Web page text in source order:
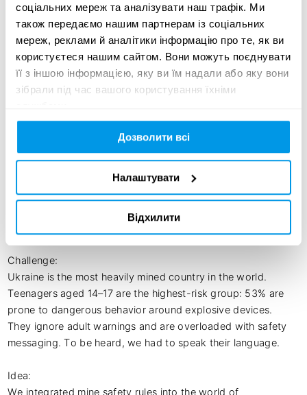
соціальних мереж та аналізувати наш трафік. Ми
також передаємо нашим партнерам із соціальних
мереж, реклами й аналітики інформацію про те, як ви
користуєтеся нашим сайтом. Вони можуть поєднувати
її з іншою інформацією, яку ви їм надали або яку вони
зібрали під час вашого користування їхніми
Дозволити всі
Налаштувати
Відхилити
Creative
• Agostino Simonetta — Head of Publishing
• Volodymyr Ushchapovskyi — Digital Marketing Producer
• Anatolii Lysianyi — Marketing Designer
• Oleksandra Pylypchuk — Web Programmer
• Maksym Zolochevskyi — Marketing Manager
• Denys Kolesnykov — Cinematic Artist
• Illia Kuzmenko — Promo Artist
Креативна ідея:
Challenge:
Ukraine is the most heavily mined country in the world.
Teenagers aged 14–17 are the highest-risk group: 53% are
prone to dangerous behavior around explosive devices.
They ignore adult warnings and are overloaded with safety
messaging. To be heard, we had to speak their language.
Idea:
We integrated mine safety rules into the world of